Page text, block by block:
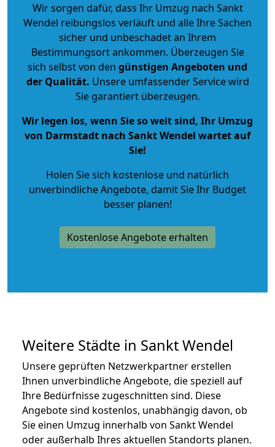
Wir sorgen dafür, dass Ihr Umzug nach Sankt
Wendel reibungslos verläuft und alle Ihre Sachen
sicher und unbeschadet an Ihrem
Bestimmungsort ankommen. Überzeugen Sie
sich selbst von den günstigen Angeboten und
der Qualität. Unsere umfassender Service wird
Sie garantiert überzeugen.
Wir legen los, wenn Sie so weit sind, Ihr Umzug
von Darmstadt nach Sankt Wendel wartet auf
Sie!
Holen Sie sich kostenlose und natürlich
unverbindliche Angebote, damit Sie Ihr Budget
besser planen!
Kostenlose Angebote erhalten
Weitere Städte in Sankt Wendel
Unsere geprüften Netzwerkpartner erstellen
Ihnen unverbindliche Angebote, die speziell auf
Ihre Bedürfnisse zugeschnitten sind. Diese
Angebote sind kostenlos, unabhängig davon, ob
Sie einen Umzug innerhalb von Sankt Wendel
oder außerhalb Ihres aktuellen Standorts planen.